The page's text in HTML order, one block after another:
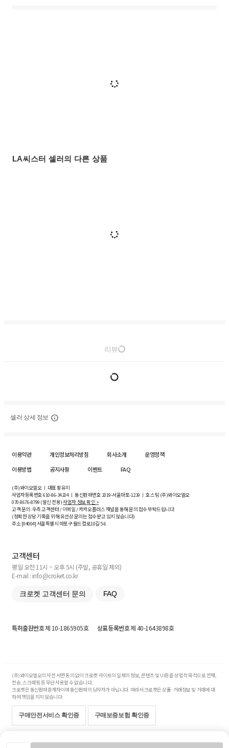
LA씨스터 셀러의 다른 상품
리뷰
셀러 상세 정보
이용약관 개인정보처리방침 회사소개
운영정책
이용방법
공지사항 이벤트 FAQ
(주)와이오엘오 ㅣ 대표 황유미
사업자등록번호610-86-34204ㅣ 통신판매번호 2019-서울마포-1239 ㅣ 호스팅 (주)와이오엘오
070-8676-8799 (발신 전용)사업자 정보 확인 >
고객 문의: 우측 고객센터 / 이메일 / 카카오플러스 채널을 통해 문의 접수 부탁드립니다.
(정확한 상담 기록을 위해 유선상 문의는 접수받고 있지 않습니다)
주소 [04004] 서울특별시 마포구 월드컵로10길5-6
고객센터
평일 오전 11시 ~ 오후 5시 (주말, 공휴일 제외)
E-mail : info@croket.co.kr
크로켓 고객센터 문의 FAQ
특허출원번호제 10-1865905호 상표등록번호제 40-1643898호
(주)와이오엘오의 사전 서면 동의 없이 크로켓 사이트의 일체의 정보, 콘텐츠 및 UI등을 상업적 목적으로 전재,
전송, 스크래핑 등 무단 사용할 수 없습니다.
크로켓은 통신판매중개자이며 통신판매의 당사자가 아닙니다. 따라서 크로켓은 상품·거래정보 및 거래에 대
하여 책임을 지지 않습니다.
구매안전서비스 확인증 구매보증보험 확인증